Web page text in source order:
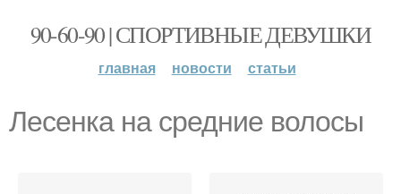
90-60-90 | СПОРТИВНЫЕ ДЕВУШКИ
главная новости статьи
Лесенка на средние волосы